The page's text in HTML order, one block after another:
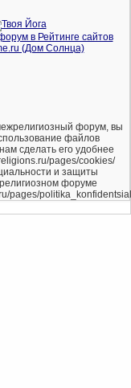
форум, вы
файлов
сделать его удобнее
pages/cookies/
и защиты
форуме
pages/